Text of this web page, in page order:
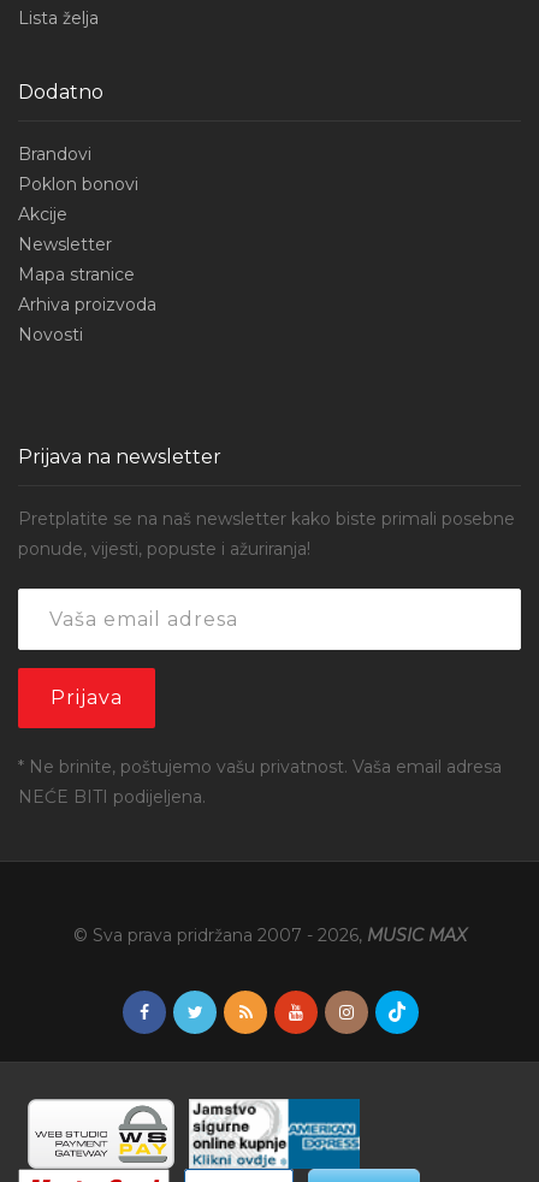
Lista želja
Dodatno
Brandovi
Poklon bonovi
Akcije
Newsletter
Mapa stranice
Arhiva proizvoda
Novosti
Prijava na newsletter
Pretplatite se na naš newsletter kako biste primali posebne
ponude, vijesti, popuste i ažuriranja!
* Ne brinite, poštujemo vašu privatnost. Vaša email adresa
NEĆE BITI podijeljena.
© Sva prava pridržana 2007 - 2026, MUSIC MAX